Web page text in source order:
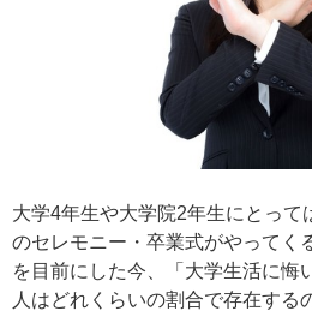
大学4年生や大学院2年生にとって
のセレモニー・卒業式がやってく
を目前にした今、「大学生活に悔
人はどれくらいの割合で存在する